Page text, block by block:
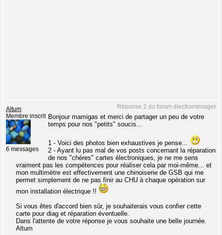
Réponse 2 du forum électroménager
Altum
Membre inscrit
6 messages
Bonjour mamigas et merci de partager un peu de votre
temps pour nos "petits" soucis...
1 - Voici des photos bien exhaustives je pense...
2 - Ayant lu pas mal de vos posts concernant la réparation
de nos "chères" cartes électroniques, je ne me sens
vraiment pas les compétences pour réaliser cela par moi-même... et
mon multimètre est effectivement une chinoiserie de GSB qui me
permet simplement de ne pas finir au CHU à chaque opération sur
mon installation électrique !!
Si vous êtes d'accord bien sûr, je souhaiterais vous confier cette
carte pour diag et réparation éventuelle.
Dans l'attente de votre réponse je vous souhaite une belle journée.
Altum